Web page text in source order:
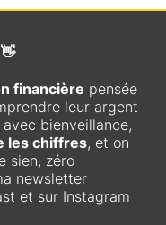
financière pensée
leur argent
bienveillance,
les chiffres, et on
sien, zéro
newsletter
et sur Instagram